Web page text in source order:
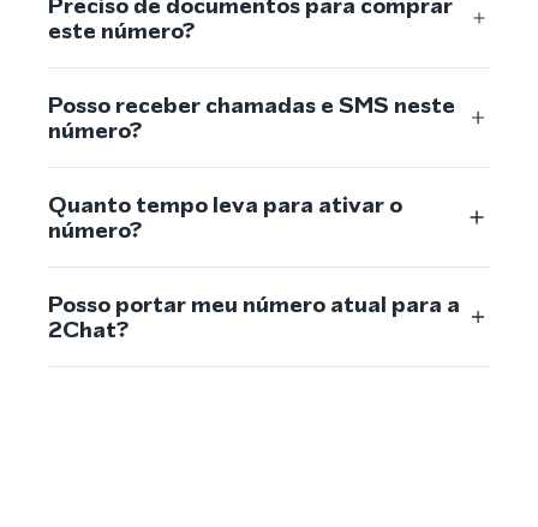
este número?
Posso receber chamadas e SMS neste
número?
Quanto tempo leva para ativar o
número?
Posso portar meu número atual para a
2Chat?